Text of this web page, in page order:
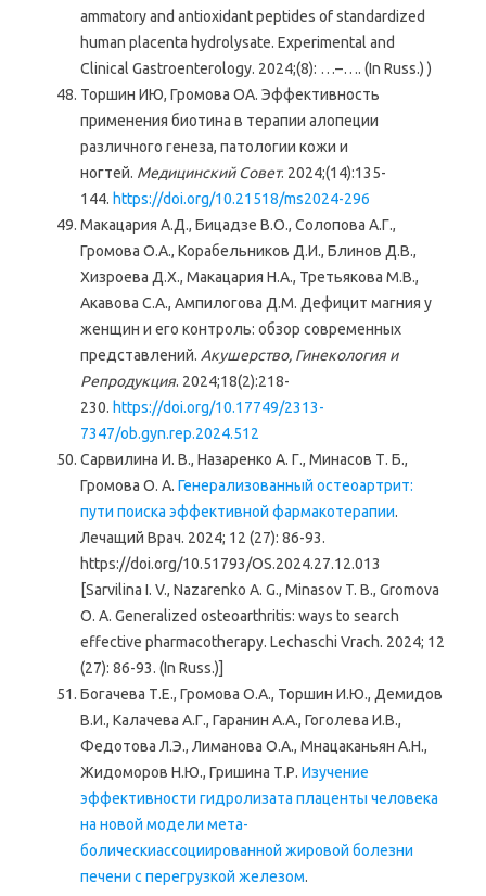
ammatory and antioxidant peptides of standardized
human placenta hydrolysate. Experimental and
Clinical Gastroenterology. 2024;(8): …–…. (In Russ.) )
Торшин ИЮ, Громова ОА. Эффективность
применения биотина в терапии алопеции
различного генеза, патологии кожи и
ногтей. Медицинский Совет. 2024;(14):135-
144. https://doi.org/10.21518/ms2024-296
Макацария А.Д., Бицадзе В.О., Солопова А.Г.,
Громова О.А., Корабельников Д.И., Блинов Д.В.,
Хизроева Д.Х., Макацария Н.А., Третьякова М.В.,
Акавова С.А., Ампилогова Д.М. Дефицит магния у
женщин и его контроль: обзор современных
представлений. Акушерство, Гинекология и
Репродукция. 2024;18(2):218-
230. https://doi.org/10.17749/2313-
7347/ob.gyn.rep.2024.512
Сарвилина И. В., Назаренко А. Г., Минасов Т. Б.,
Громова О. А. Генерализованный остеоартрит:
пути поиска эффективной фармакотерапии.
Лечащий Врач. 2024; 12 (27): 86-93.
https://doi.org/10.51793/OS.2024.27.12.013
[Sarvilina I. V., Nazarenko A. G., Minasov T. B., Gromova
O. A. Generalized osteoarthritis: ways to search
effective pharmacotherapy. Lechaschi Vrach. 2024; 12
(27): 86-93. (In Russ.)]
Богачева Т.Е., Громова О.А., Торшин И.Ю., Демидов
В.И., Калачева А.Г., Гаранин А.А., Гоголева И.В.,
Федотова Л.Э., Лиманова О.А., Мнацаканьян А.Н.,
Жидоморов Н.Ю., Гришина Т.Р. Изучение
эффективности гидролизата плаценты человека
на новой модели мета-
болическиассоциированной жировой болезни
печени с перегрузкой железом.